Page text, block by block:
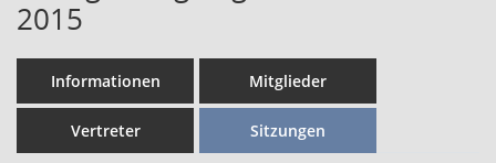
2015
Informationen Mitglieder
Vertreter Sitzungen